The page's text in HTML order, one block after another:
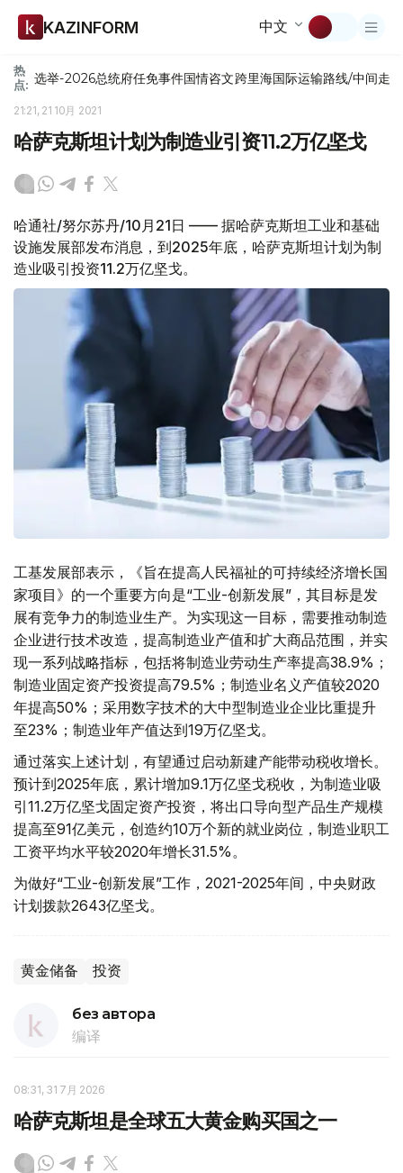
KAZINFORM 中文
热
点: 选举-2026总统府任免事件国情咨文跨里海国际运输路线/中间走廊
21:21, 21 10月 2021
哈萨克斯坦计划为制造业引资11.2万亿坚戈
哈通社/努尔苏丹/10月21日 —— 据哈萨克斯坦工业和基础
设施发展部发布消息，到2025年底，哈萨克斯坦计划为制
造业吸引投资11.2万亿坚戈。
工基发展部表示，《旨在提高人民福祉的可持续经济增长国
家项目》的一个重要方向是“工业-创新发展”，其目标是发
展有竞争力的制造业生产。为实现这一目标，需要推动制造
企业进行技术改造，提高制造业产值和扩大商品范围，并实
现一系列战略指标，包括将制造业劳动生产率提高38.9%；
制造业固定资产投资提高79.5%；制造业名义产值较2020
年提高50%；采用数字技术的大中型制造业企业比重提升
至23%；制造业年产值达到19万亿坚戈。
通过落实上述计划，有望通过启动新建产能带动税收增长。
预计到2025年底，累计增加9.1万亿坚戈税收，为制造业吸
引11.2万亿坚戈固定资产投资，将出口导向型产品生产规模
提高至91亿美元，创造约10万个新的就业岗位，制造业职工
工资平均水平较2020年增长31.5%。
为做好“工业-创新发展”工作，2021-2025年间，中央财政
计划拨款2643亿坚戈。
黄金储备 投资
без автора
编译
08:31, 31 7月 2026
哈萨克斯坦是全球五大黄金购买国之一